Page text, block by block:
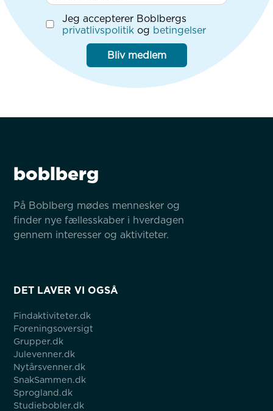
Jeg accepterer Boblbergs
privatlivspolitik og betingelser
Bliv medlem
boblberg
På Boblberg mødes mennesker og
finder nye fællesskaber i hverdagen
gennem interesser og aktiviteter.
DET LAVER VI OGSÅ
Findaktiviteter.dk
Foreningsoversigt
Grupper.dk
Julevenner.dk
Nytårsvenner.dk
SnakSammen.dk
Sprogland.dk
Studiebobler.dk